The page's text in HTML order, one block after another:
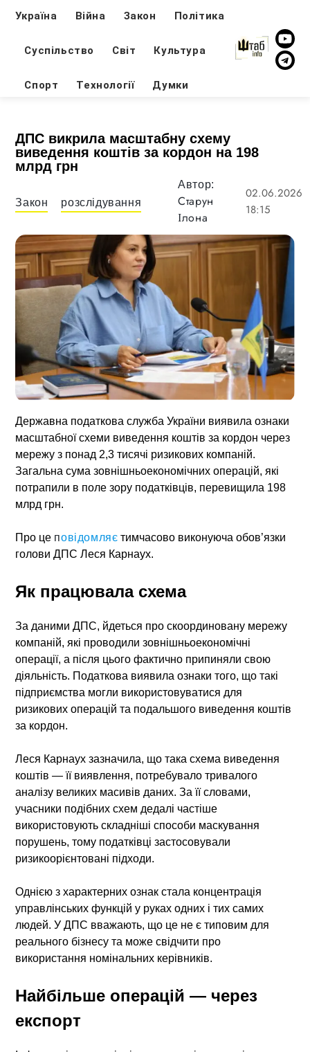
Україна Війна Закон Політика
Суспільство Світ Культура
Спорт Технології Думки
ДПС викрила масштабну схему
виведення коштів за кордон на 198
млрд грн
Закон розслідування
Автор:
Старун
Ілона
02.06.2026
18:15
Державна податкова служба України виявила ознаки
масштабної схеми виведення коштів за кордон через
мережу з понад 2,3 тисячі ризикових компаній.
Загальна сума зовнішньоекономічних операцій, які
потрапили в поле зору податківців, перевищила 198
млрд грн.
Про це повідомляє тимчасово виконуюча обов’язки
голови ДПС Леся Карнаух.
Як працювала схема
За даними ДПС, йдеться про скоординовану мережу
компаній, які проводили зовнішньоекономічні
операції, а після цього фактично припиняли свою
діяльність. Податкова виявила ознаки того, що такі
підприємства могли використовуватися для
ризикових операцій та подальшого виведення коштів
за кордон.
Леся Карнаух зазначила, що така схема виведення
коштів — її виявлення, потребувало тривалого
аналізу великих масивів даних. За її словами,
учасники подібних схем дедалі частіше
використовують складніші способи маскування
порушень, тому податківці застосовували
ризикоорієнтовані підходи.
Однією з характерних ознак стала концентрація
управлінських функцій у руках одних і тих самих
людей. У ДПС вважають, що це не є типовим для
реального бізнесу та може свідчити про
використання номінальних керівників.
Найбільше операцій — через
експорт